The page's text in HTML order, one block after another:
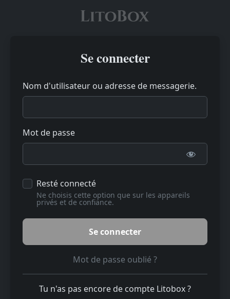
Se connecter
Nom d'utilisateur ou adresse de messagerie.
Mot de passe
Resté connecté
Ne choisis cette option que sur les appareils
privés et de confiance.
Mot de passe oublié ?
Tu n'as pas encore de compte Litobox ?